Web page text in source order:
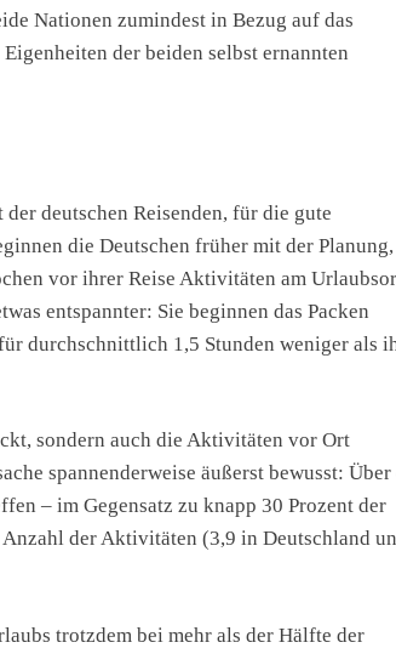
Nationen zumindest in Bezug auf das
der beiden selbst ernannten
deutschen Reisenden, für die gute
die Deutschen früher mit der Planung,
vor ihrer Reise Aktivitäten am
entspannter: Sie beginnen das Packen
durchschnittlich 1,5 Stunden weniger als
sondern auch die Aktivitäten vor Ort
spannenderweise äußerst bewusst: Über
– im Gegensatz zu knapp 30 Prozent der
der Aktivitäten (3,9 in Deutschland
trotzdem bei mehr als der Hälfte der